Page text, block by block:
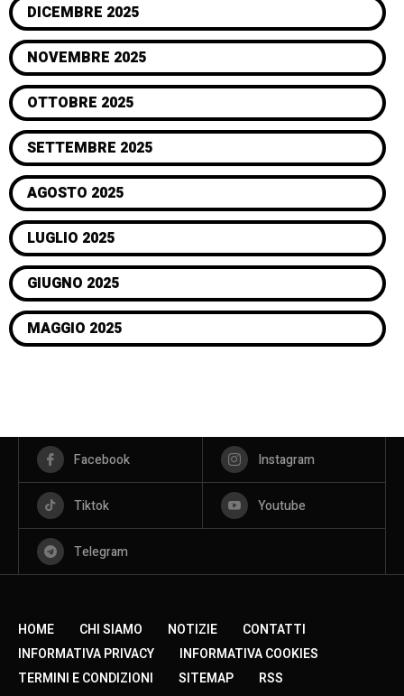
DICEMBRE 2025
NOVEMBRE 2025
OTTOBRE 2025
SETTEMBRE 2025
AGOSTO 2025
LUGLIO 2025
GIUGNO 2025
MAGGIO 2025
Facebook Instagram
Tiktok Youtube
Telegram
HOME CHI SIAMO NOTIZIE
CONTATTI
INFORMATIVA PRIVACY
INFORMATIVA COOKIES
TERMINI E CONDIZIONI
SITEMAP RSS